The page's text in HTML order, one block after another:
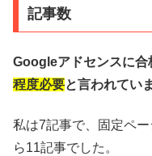
記事数
Googleアドセンスに合
程度必要と言われてい
私は7記事で、固定ペ
ら11記事でした。